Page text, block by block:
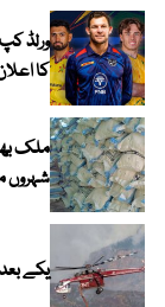
کا
ملک
شہروں میں 20 کلو تھیلا
یکے بعد دیگرے 2 ہیلی